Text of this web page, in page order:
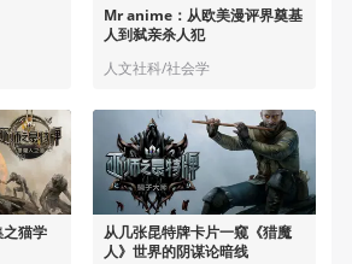
Mr anime：从欧美漫评界奠基
人到弑亲杀人犯
人文社科/社会学
之猫学
从几张昆特牌卡片一窥《猎魔
人》世界的阴谋论暗线